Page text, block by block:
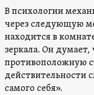
В психологии
через следующую
находится в
зеркала. Он
противоположную
действительности
самого себя».